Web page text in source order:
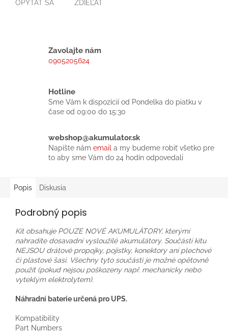
OPÝTAŤ SA ZDIEĽAŤ
Zavolajte nám
0905205624
Hotline
Sme Vám k dispozícií od Pondelka do piatku v
čase od 09:00 do 15:30
webshop@akumulator.sk
Napíšte nám email a my budeme robiť všetko pre
to aby sme Vám do 24 hodín odpovedali
Popis Diskusia
Podrobný popis
Kit obsahuje POUZE NOVÉ AKUMULÁTORY, kterými
nahradíte dosavadní vysloužilé akumulátory. Součástí kitu
NEJSOU drátové propojky, pojistky, konektory ani plechové
či plastové šasi. Všechny tyto součásti je možné opětovně
použít (pokud nejsou poškozeny např. mechanicky nebo
vyteklým elektrolytem).
Náhradní baterie určená pro UPS.
Kompatibility
Part Numbers